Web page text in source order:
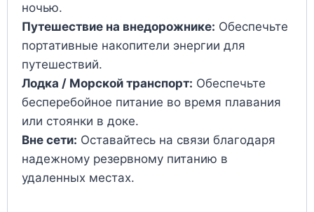
ночью.
Путешествие на внедорожнике: Обеспечьте
портативные накопители энергии для
путешествий.
Лодка / Морской транспорт: Обеспечьте
бесперебойное питание во время плавания
или стоянки в доке.
Вне сети: Оставайтесь на связи благодаря
надежному резервному питанию в
удаленных местах.